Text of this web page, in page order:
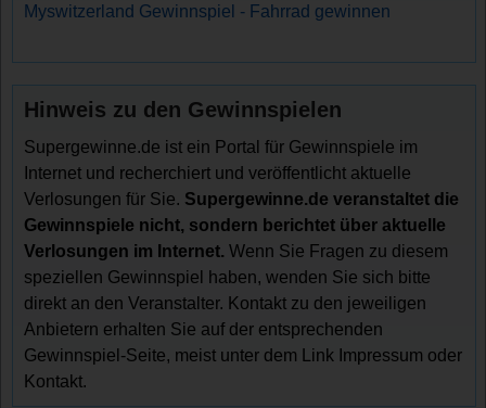
Myswitzerland Gewinnspiel - Fahrrad gewinnen
Hinweis zu den Gewinnspielen
Supergewinne.de ist ein Portal für Gewinnspiele im
Internet und recherchiert und veröffentlicht aktuelle
Verlosungen für Sie. Supergewinne.de veranstaltet die
Gewinnspiele nicht, sondern berichtet über aktuelle
Verlosungen im Internet. Wenn Sie Fragen zu diesem
speziellen Gewinnspiel haben, wenden Sie sich bitte
direkt an den Veranstalter. Kontakt zu den jeweiligen
Anbietern erhalten Sie auf der entsprechenden
Gewinnspiel-Seite, meist unter dem Link Impressum oder
Kontakt.